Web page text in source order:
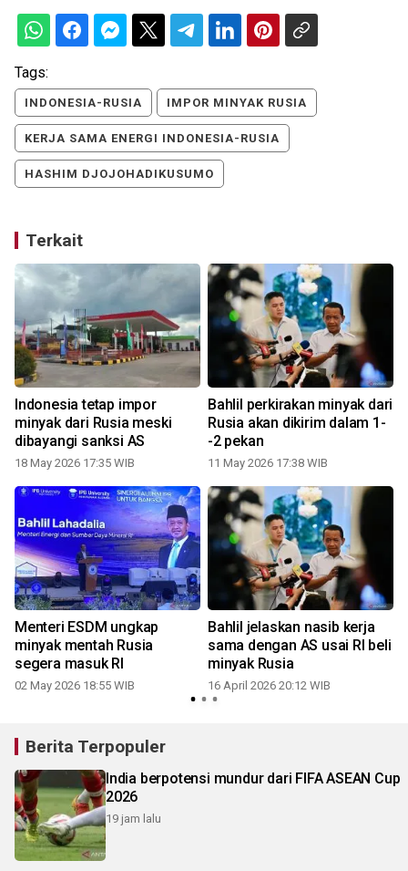
Tags:
INDONESIA-RUSIA IMPOR MINYAK RUSIA
KERJA SAMA ENERGI INDONESIA-RUSIA
HASHIM DJOJOHADIKUSUMO
Terkait
Indonesia tetap impor
minyak dari Rusia meski
dibayangi sanksi AS
18 May 2026 17:35 WIB
Bahlil perkirakan minyak dari
Rusia akan dikirim dalam 1-
-2 pekan
11 May 2026 17:38 WIB
Menteri ESDM ungkap
minyak mentah Rusia
segera masuk RI
02 May 2026 18:55 WIB
Bahlil jelaskan nasib kerja
sama dengan AS usai RI beli
minyak Rusia
16 April 2026 20:12 WIB
Berita Terpopuler
India berpotensi mundur dari FIFA ASEAN Cup
2026
19 jam lalu